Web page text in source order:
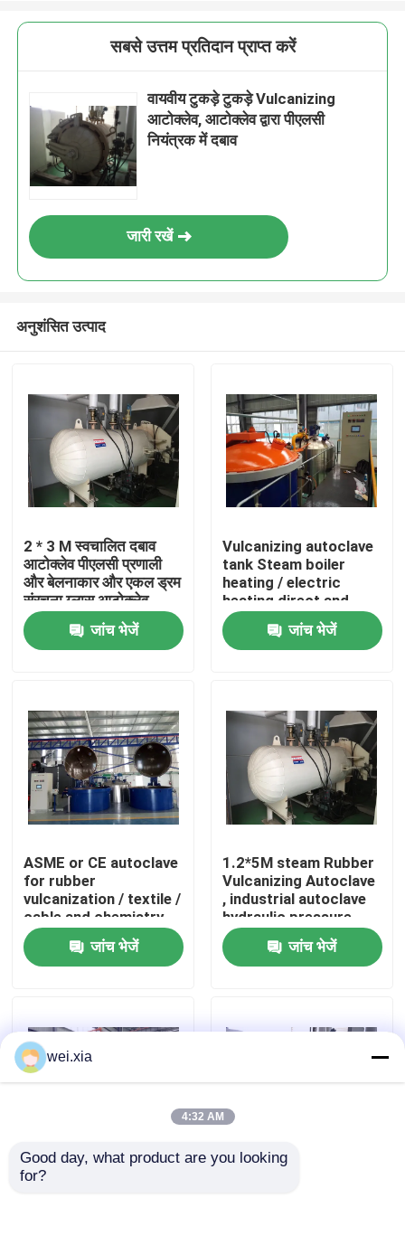
घर
उत्पाद
हमारे बारे में
कारखाने का दौरा
हमसे संपर्क करें
मामले
सबसे उत्तम प्रतिदान प्राप्त करें
वायवीय टुकड़े टुकड़े Vulcanizing
आटोक्लेव, आटोक्लेव द्वारा पीएलसी
नियंत्रक में दबाव
जारी रखें
अनुशंसित उत्पाद
2 * 3 M स्वचालित दबाव
आटोक्लेव पीएलसी प्रणाली
और बेलनाकार और एकल ड्रम
संरचना ग्लास आटोक्लेव
जांच भेजें
Vulcanizing autoclave
tank Steam boiler
heating / electric
heating direct and
indirect steam heating
जांच भेजें
ASME or CE autoclave
for rubber
vulcanization / textile /
cable and chemistry
industries
जांच भेजें
1.2*5M steam Rubber
Vulcanizing Autoclave
, industrial autoclave
hydraulic pressure
जांच भेजें
Rubber Vulcanizing
wei.xia
4:32 AM
Good day, what product are you looking
for?